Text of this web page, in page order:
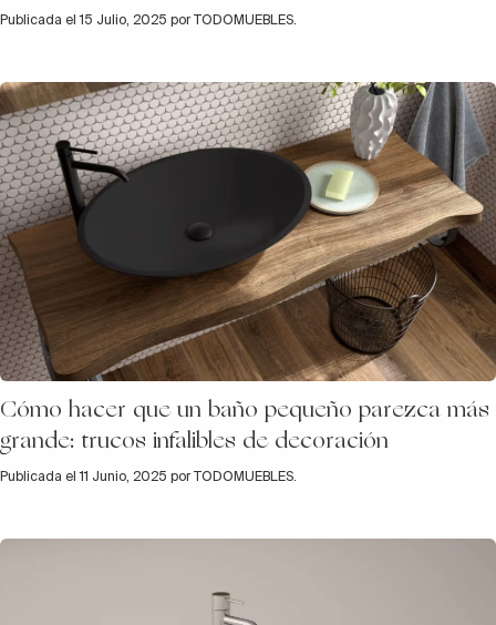
Publicada el 15 Julio, 2025 por TODOMUEBLES.
Cómo hacer que un baño pequeño parezca más
grande: trucos infalibles de decoración
Publicada el 11 Junio, 2025 por TODOMUEBLES.